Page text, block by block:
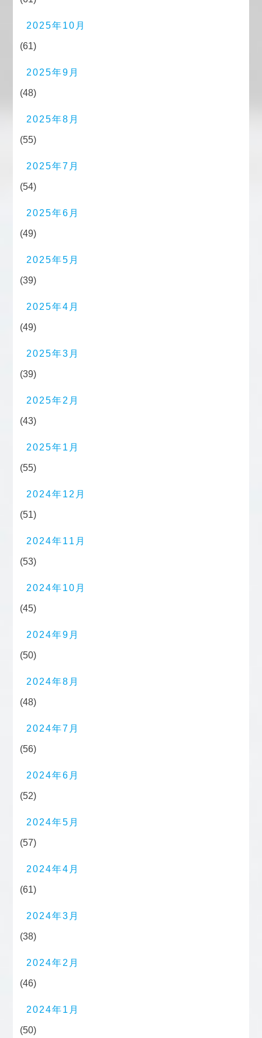
2025年10月
(61)
2025年9月
(48)
2025年8月
(55)
2025年7月
(54)
2025年6月
(49)
2025年5月
(39)
2025年4月
(49)
2025年3月
(39)
2025年2月
(43)
2025年1月
(55)
2024年12月
(51)
2024年11月
(53)
2024年10月
(45)
2024年9月
(50)
2024年8月
(48)
2024年7月
(56)
2024年6月
(52)
2024年5月
(57)
2024年4月
(61)
2024年3月
(38)
2024年2月
(46)
2024年1月
(50)